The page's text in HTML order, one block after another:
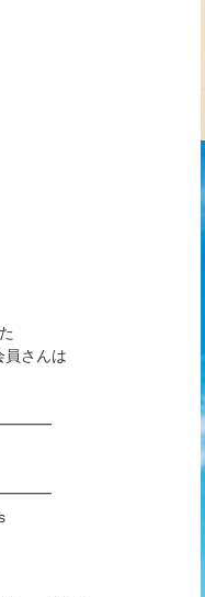
員さんは